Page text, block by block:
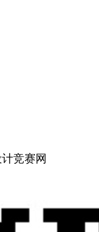
竞赛网